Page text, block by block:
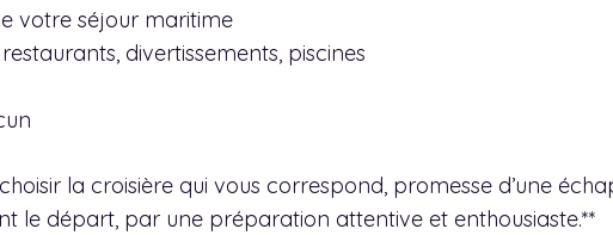
votre séjour maritime
divertissements, piscines
la croisière qui vous correspond, promesse d’une
le départ, par une préparation attentive et enthousiaste.**